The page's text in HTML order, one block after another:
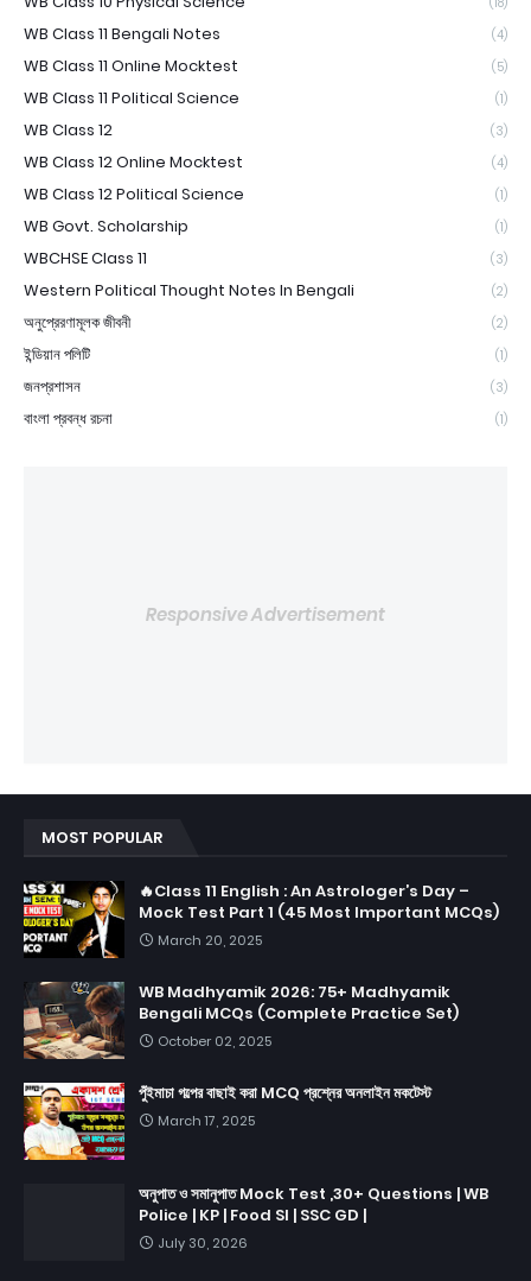
WB Class 11 Bengali Notes (4)
WB Class 11 Online Mocktest (5)
WB Class 11 Political Science (1)
WB Class 12 (3)
WB Class 12 Online Mocktest (4)
WB Class 12 Political Science (1)
WB Govt. Scholarship (1)
WBCHSE Class 11 (3)
Western Political Thought Notes In Bengali (2)
অনুপ্রেরণামূলক জীবনী (2)
ইন্ডিয়ান পলিটি (1)
জনপ্রশাসন (3)
বাংলা প্রবন্ধ রচনা (1)
Responsive Advertisement
MOST POPULAR
🔥Class 11 English : An Astrologer’s Day –
Mock Test Part 1 (45 Most Important MCQs)
March 20, 2025
WB Madhyamik 2026: 75+ Madhyamik
Bengali MCQs (Complete Practice Set)
October 02, 2025
পুঁইমাচা গল্পের বাছাই করা MCQ প্রশ্নের অনলাইন মকটেস্ট
March 17, 2025
অনুপাত ও সমানুপাত Mock Test ,30+ Questions | WB
Police | KP | Food SI | SSC GD |
July 30, 2026